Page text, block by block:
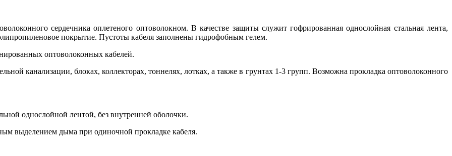
сердечника оплетеного оптоволокном. В качестве защиты служит гофрированная однослойная стальная лента,
покрытие. Пустоты кабеля заполнены гидрофобным гелем.
оптоволоконных кабелей.
канализации, блоках, коллекторах, тоннелях, лотках, а также в грунтах 1-3 групп. Возможна прокладка оптоволоконного
однослойной лентой, без внутренней оболочки.
выделением дыма при одиночной прокладке кабеля.